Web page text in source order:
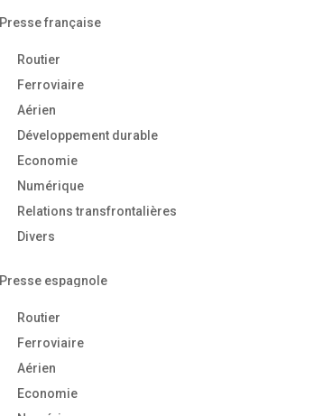
Presse française
Routier
Ferroviaire
Aérien
Développement durable
Economie
Numérique
Relations transfrontalières
Divers
Presse espagnole
Routier
Ferroviaire
Aérien
Economie